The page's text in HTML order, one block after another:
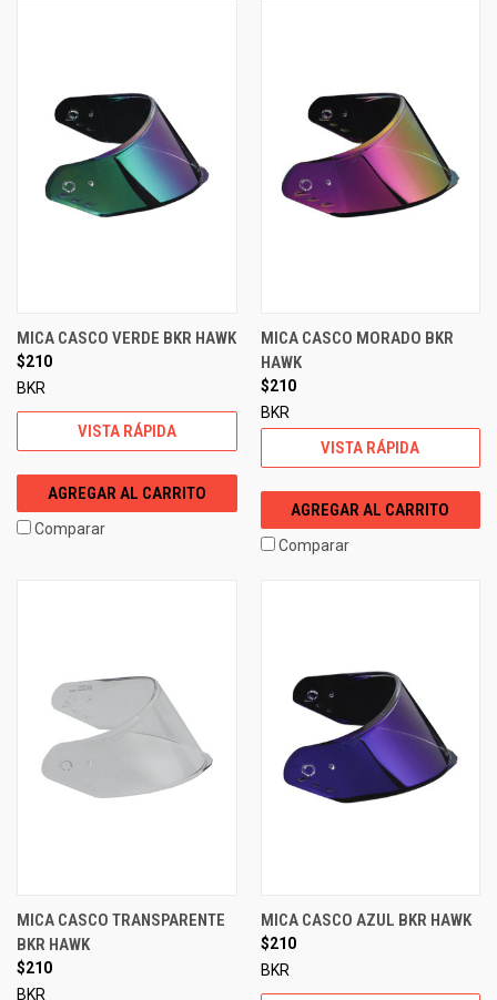
MICA CASCO VERDE BKR HAWK
$210
BKR
VISTA RÁPIDA
AGREGAR AL CARRITO
Comparar
MICA CASCO MORADO BKR
HAWK
$210
BKR
VISTA RÁPIDA
AGREGAR AL CARRITO
Comparar
MICA CASCO TRANSPARENTE
BKR HAWK
$210
BKR
MICA CASCO AZUL BKR HAWK
$210
BKR